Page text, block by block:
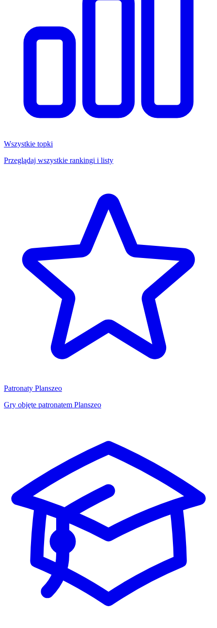
Wszystkie topki
Przeglądaj wszystkie rankingi i listy
Patronaty Planszeo
Gry objęte patronatem Planszeo